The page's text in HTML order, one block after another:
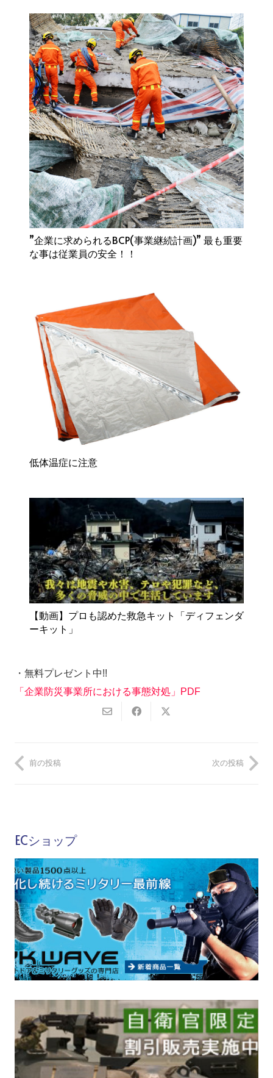
”企業に求められるBCP(事業継続計画)” 最も重要
な事は従業員の安全！！
低体温症に注意
【動画】プロも認めた救急キット「ディフェンダ
ーキット」
・無料プレゼント中!!
「企業防災事業所における事態対処」PDF
前の投稿 次の投稿
ECショップ